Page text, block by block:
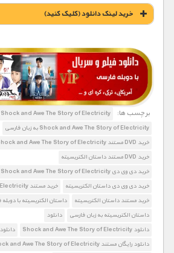
خريد لينک دانلود (کليک کنيد)
1900 تومان – قسمت اول (جرقه)
1900 تومان – قسمت دوم (عصر اختراعات)
1900 تومان – قسمت سوم (اکتشافات و انقلاب های علمی)
برچسب ها:
Shock and Awe The Story of Electricity با دوبله فارسی
Shock and Awe The Story of Electricity به زبان فارسی
خرید DVD مستند Shock and Awe The Story of Electricity
خرید DVD مستند داستان الکتریسیته
خرید دی وی دی Shock and Awe The Story of Electricity
خرید دی وی دی داستان الکتریسیته
خرید مستند Shock and Awe The Story of Electricity
خرید مستند داستان الکتریسیته
داستان الکتریسیته با
داستان الکتریسیته به زبان فارسی
دانلود
دانلود Shock and Awe The Story of Electricity
دانلود رایگان مستند Shock and Awe The Story of Electricity